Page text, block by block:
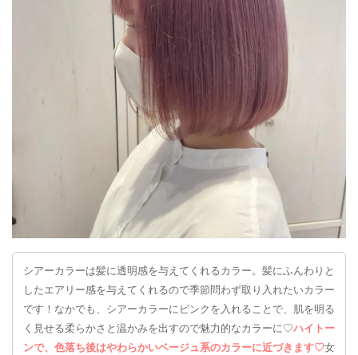
シアーカラーは髪に透明感を与えてくれるカラー。髪にふんわりと
したエアリー感を与えてくれるので季節問わず取り入れたいカラー
です！なかでも、シアーカラーにピンクを入れることで、肌を明る
く見せる柔らかさと温かみを出すので魅力的なカラーに♡ハイトー
ンで、色落ち後はやわらかいベージュ系のカラーに近づきます♡女